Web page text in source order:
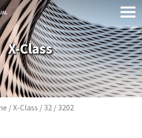
X-Class
Breadcrumb
X-Class 32 3202